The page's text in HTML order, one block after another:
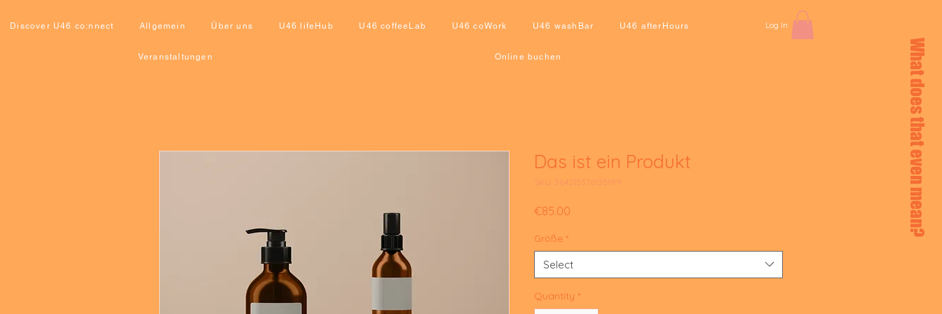
Discover U46 co:nnect Allgemein Über uns U46 lifeHub U46 coffeeLab U46 coWork U46 washBar U46 afterHours
Veranstaltungen Online buchen What does that even mean?
Log In
Das ist ein Produkt
SKU: 364215376135199
€85.00
Größe *
Select
Quantity *